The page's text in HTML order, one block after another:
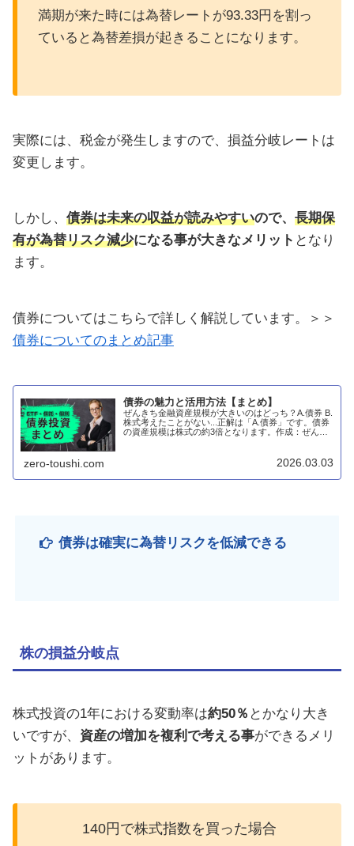
満期が来た時には為替レートが93.33円を割っ
ていると為替差損が起きることになります。
実際には、税金が発生しますので、損益分岐レートは
変更します。
しかし、 債券は未来の収益が読みやすいので、 長期保
有が為替リスク減少になる事が大きなメリット となり
ます。
債券についてはこちらで詳しく解説しています。＞＞
債券についてのまとめ記事
債券の魅力と活用方法【まとめ】
ぜんきち金融資産規模が大きいのはどっち？A.債券 B.
株式考えたことがない...正解は「A.債券」です。債券
の資産規模は株式の約3倍となります。作成：ぜんき
zero-toushi.com 2026.03.03
債券は確実に為替リスクを低減できる
株の損益分岐点
株式投資の1年における変動率は約50％ とかなり大き
いですが、 資産の増加を複利で考える事ができるメリ
ットがあります。
140円で株式指数を買った場合